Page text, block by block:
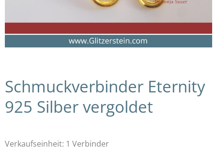
Schmuckverbinder Eternity
925 Silber vergoldet
Verkaufseinheit: 1 Verbinder